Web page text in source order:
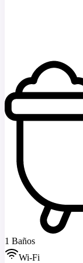
1 Baños
Wi-Fi